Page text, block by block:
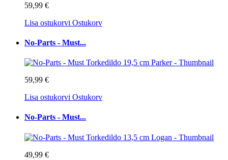
59,99 €
Lisa ostukorvi Ostukorv
No-Parts - Must...
59,99 €
Lisa ostukorvi Ostukorv
No-Parts - Must...
49,99 €